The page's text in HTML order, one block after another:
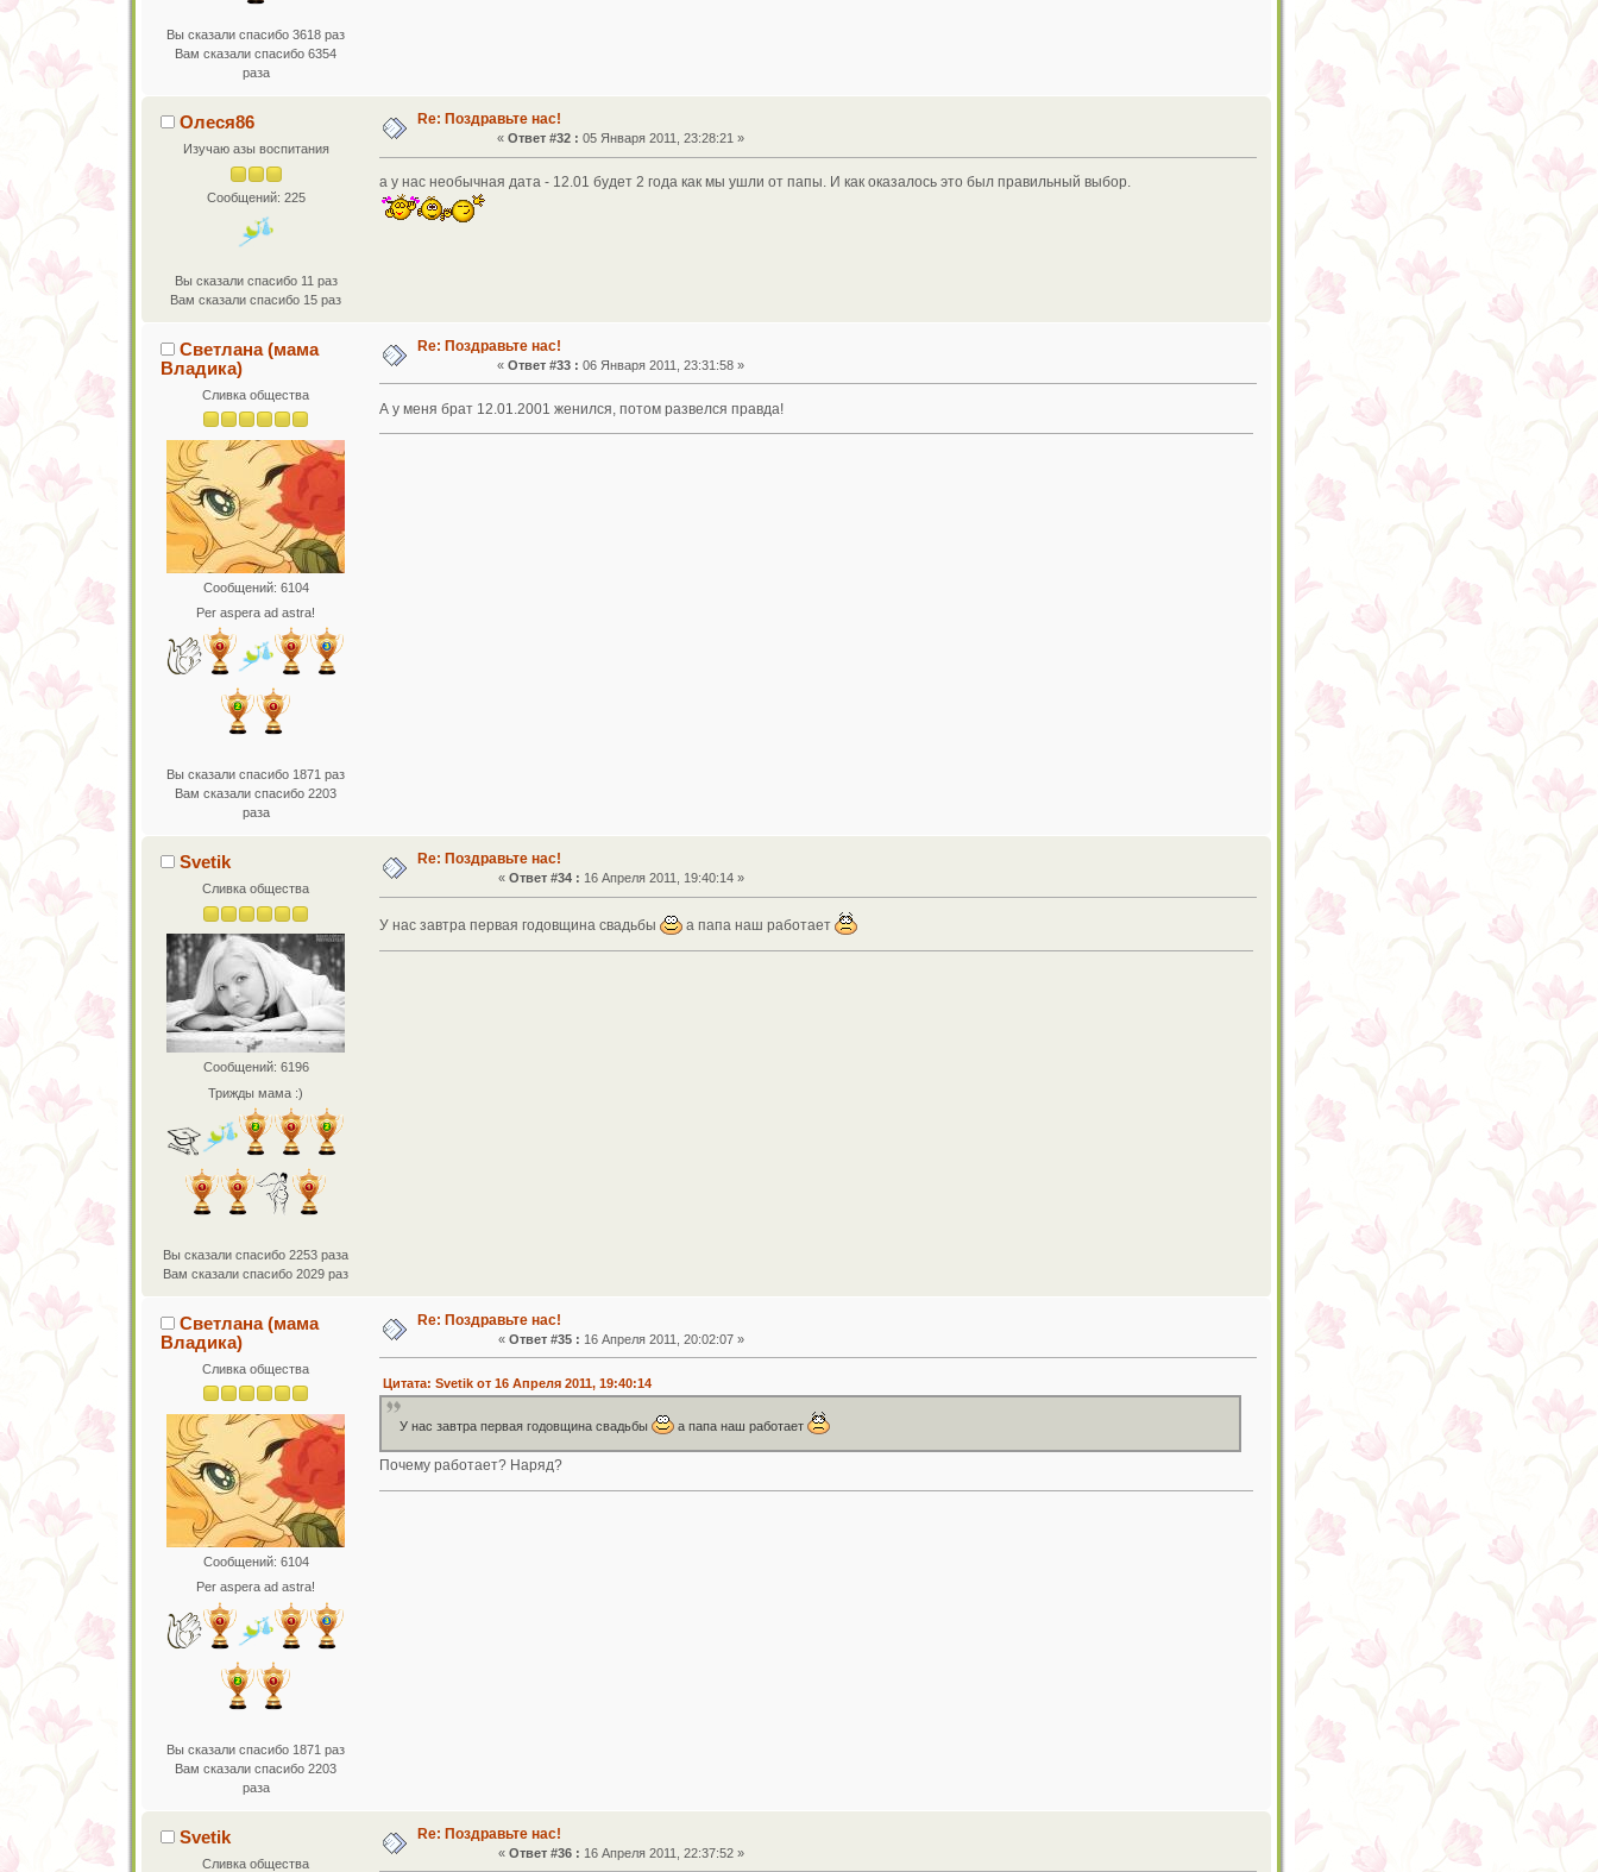
Вы сказали спасибо 3618 раз
Вам сказали спасибо 6354
раза
Олеся86
Изучаю азы воспитания
Сообщений: 225
Вы сказали спасибо 11 раз
Вам сказали спасибо 15 раз
Re: Поздравьте нас!
«Ответ #32 : 05 Января 2011, 23:28:21 »
а у нас необычная дата - 12.01 будет 2 года как мы ушли от папы. И как оказалось это был правильный выбор.
Светлана (мама
Владика)
Сливка общества
Сообщений: 6104
Per aspera ad astra!
Вы сказали спасибо 1871 раз
Вам сказали спасибо 2203
раза
Re: Поздравьте нас!
«Ответ #33 : 06 Января 2011, 23:31:58 »
А у меня брат 12.01.2001 женился, потом развелся правда!
Svetik
Сливка общества
Сообщений: 6196
Трижды мама :)
Вы сказали спасибо 2253 раза
Вам сказали спасибо 2029 раз
Re: Поздравьте нас!
« Ответ #34 : 16 Апреля 2011, 19:40:14 »
У нас завтра первая годовщина свадьбы а папа наш работает
Светлана (мама
Владика)
Сливка общества
Сообщений: 6104
Per aspera ad astra!
Вы сказали спасибо 1871 раз
Вам сказали спасибо 2203
раза
Re: Поздравьте нас!
« Ответ #35 : 16 Апреля 2011, 20:02:07 »
Цитата: Svetik от 16 Апреля 2011, 19:40:14
У нас завтра первая годовщина свадьбы а папа наш работает
Почему работает? Наряд?
Svetik
Сливка общества
Re: Поздравьте нас!
« Ответ #36 : 16 Апреля 2011, 22:37:52 »